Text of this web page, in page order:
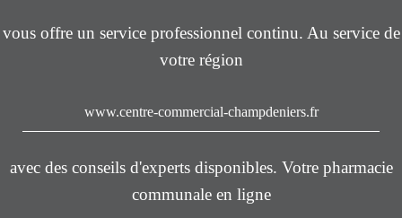
vous offre un service professionnel continu. Au service de
votre région
www.centre-commercial-champdeniers.fr
avec des conseils d'experts disponibles. Votre pharmacie
communale en ligne